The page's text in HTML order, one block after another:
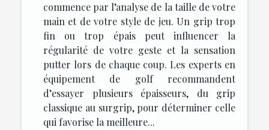
commence par l’analyse de la taille de votre
main et de votre style de jeu. Un grip trop
fin ou trop épais peut influencer la
régularité de votre geste et la sensation
putter lors de chaque coup. Les experts en
équipement de golf recommandent
d’essayer plusieurs épaisseurs, du grip
classique au surgrip, pour déterminer celle
qui favorise la meilleure...